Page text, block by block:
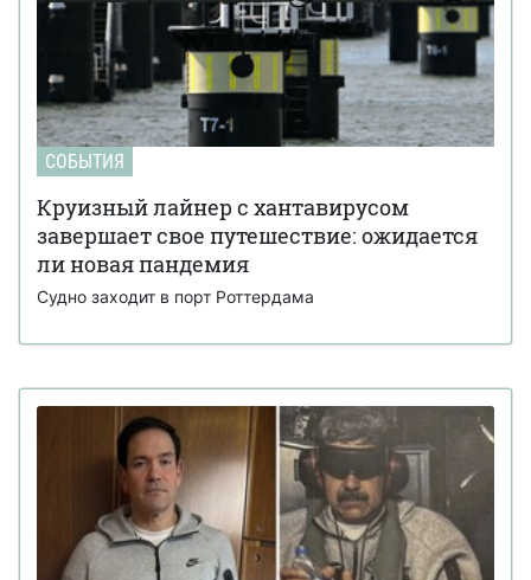
СОБЫТИЯ
Круизный лайнер с хантавирусом
завершает свое путешествие: ожидается
ли новая пандемия
Судно заходит в порт Роттердама